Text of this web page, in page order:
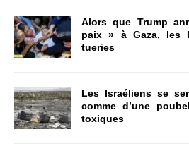
Alors que Trump
paix » à Gaza, les
tueries
Les Israéliens se
comme d’une
toxiques